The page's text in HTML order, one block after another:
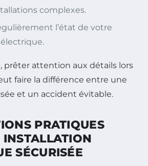
complexes.
l’état de votre
prêter attention aux détails lors
faire la différence entre une
et un accident évitable.
PRATIQUES
INSTALLATION
SÉCURISÉE